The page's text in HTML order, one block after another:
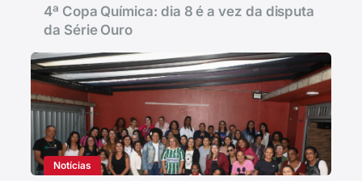
4ª Copa Química: dia 8 é a vez da disputa
da Série Ouro
Notícias